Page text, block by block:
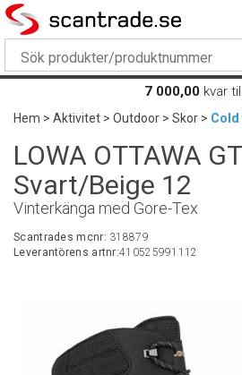
7 000,00 kvar
Hem>Aktivitet>Outdoor>Skor>Cold
LOWA OTTAWA
Svart/Beige 12
Vinterkänga med Gore-Tex
Scantrades mcnr: 318879
Leverantörens artnr:410525991112